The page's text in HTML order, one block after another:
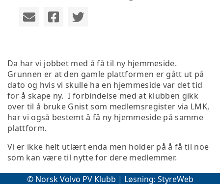
Da har vi jobbet med å få til ny hjemmeside.
Grunnen er at den gamle plattformen er gått ut på
dato og hvis vi skulle ha en hjemmeside var det tid
for å skape ny. I forbindelse med at klubben gikk
over til å bruke Gnist som medlemsregister via LMK,
har vi også bestemt å få ny hjemmeside på samme
plattform.
Vi er ikke helt utlært enda men holder på å få til noe
som kan være til nytte for dere medlemmer.
Lars og Gro har jobbet som helter for å få til
© Norsk Volvo PV Klubb | Løsning: StyreWeb